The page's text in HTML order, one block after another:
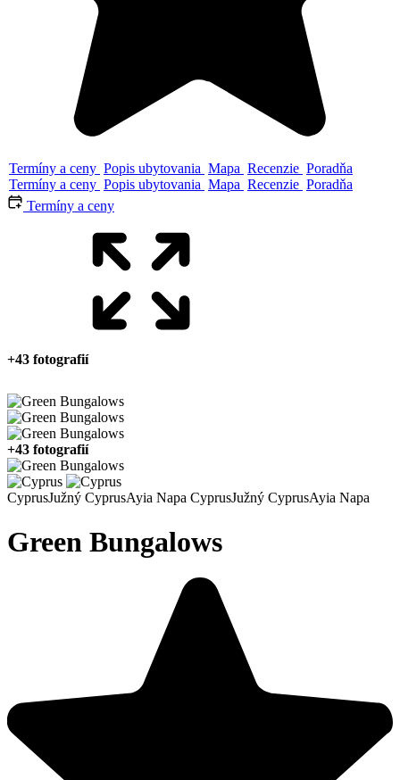
Termíny a ceny Popis ubytovania Mapa Recenzie Poradňa
Termíny a ceny Popis ubytovania Mapa Recenzie Poradňa
Termíny a ceny
+43 fotografií
+43 fotografií
CyprusJužný CyprusAyia Napa CyprusJužný CyprusAyia Napa
Green Bungalows